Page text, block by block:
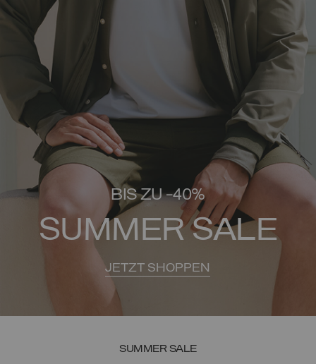
BIS ZU -40%
SUMMER SALE
JETZT SHOPPEN
SUMMER SALE